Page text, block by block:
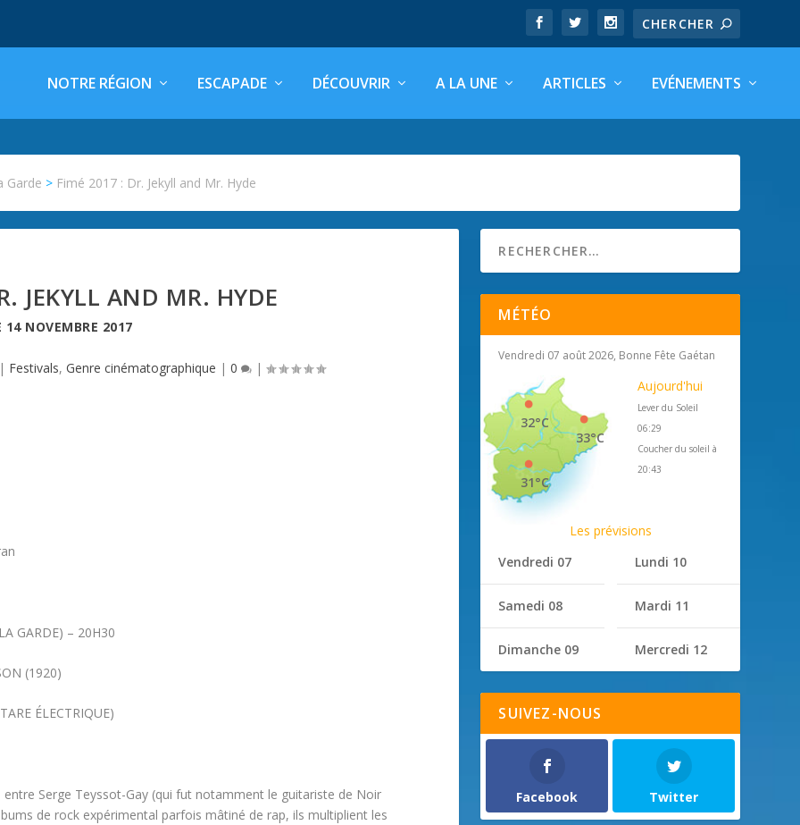
NOTRE RÉGION ESCAPADE DÉCOUVRIR A LA UNE ARTICLES EVÉNEMENTS
Garde > Fimé 2017 : Dr. Jekyll and Mr. Hyde
JEKYLL AND MR. HYDE
14 NOVEMBRE 2017
Festivals,Genre cinématographique |0 |
GARDE) – 20H30
(1920)
ÉLECTRIQUE)
Serge Teyssot-Gay (qui fut notamment le guitariste de Noir
de rock expérimental parfois mâtiné de rap, ils multiplient les
MÉTÉO
Vendredi 07 août 2026, Bonne Fête Gaétan
33°C
32°C
31°C
Aujourd'hui
Lever du Soleil
06:29
Coucher du soleil à
20:43
Les prévisions
Vendredi 07
Samedi 08
Dimanche 09
Lundi 10
Mardi 11
Mercredi 12
SUIVEZ-NOUS
Facebook Twitter